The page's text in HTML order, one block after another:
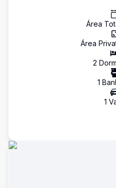
Área
Área
2
1
1